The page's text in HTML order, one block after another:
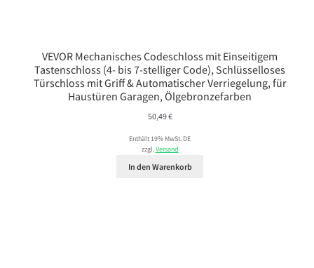
VEVOR Mechanisches Codeschloss mit Einseitigem
Tastenschloss (4- bis 7-stelliger Code), Schlüsselloses
Türschloss mit Griff & Automatischer Verriegelung, für
Haustüren Garagen, Ölgebronzefarben
50,49€
Enthält 19% MwSt. DE
zzgl.Versand
In den Warenkorb